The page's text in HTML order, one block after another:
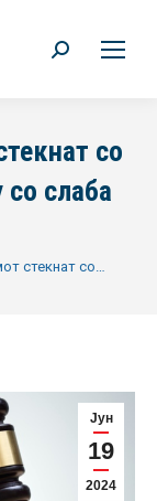
Search:
со
слаба
стекнат со…
Јун
19
2024